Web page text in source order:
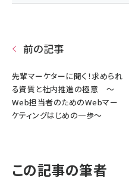
前の記事
先輩マーケターに聞く！求められ
る資質と社内推進の極意 ～
Web担当者のためのWebマー
ケティングはじめの一歩～
この記事の筆者